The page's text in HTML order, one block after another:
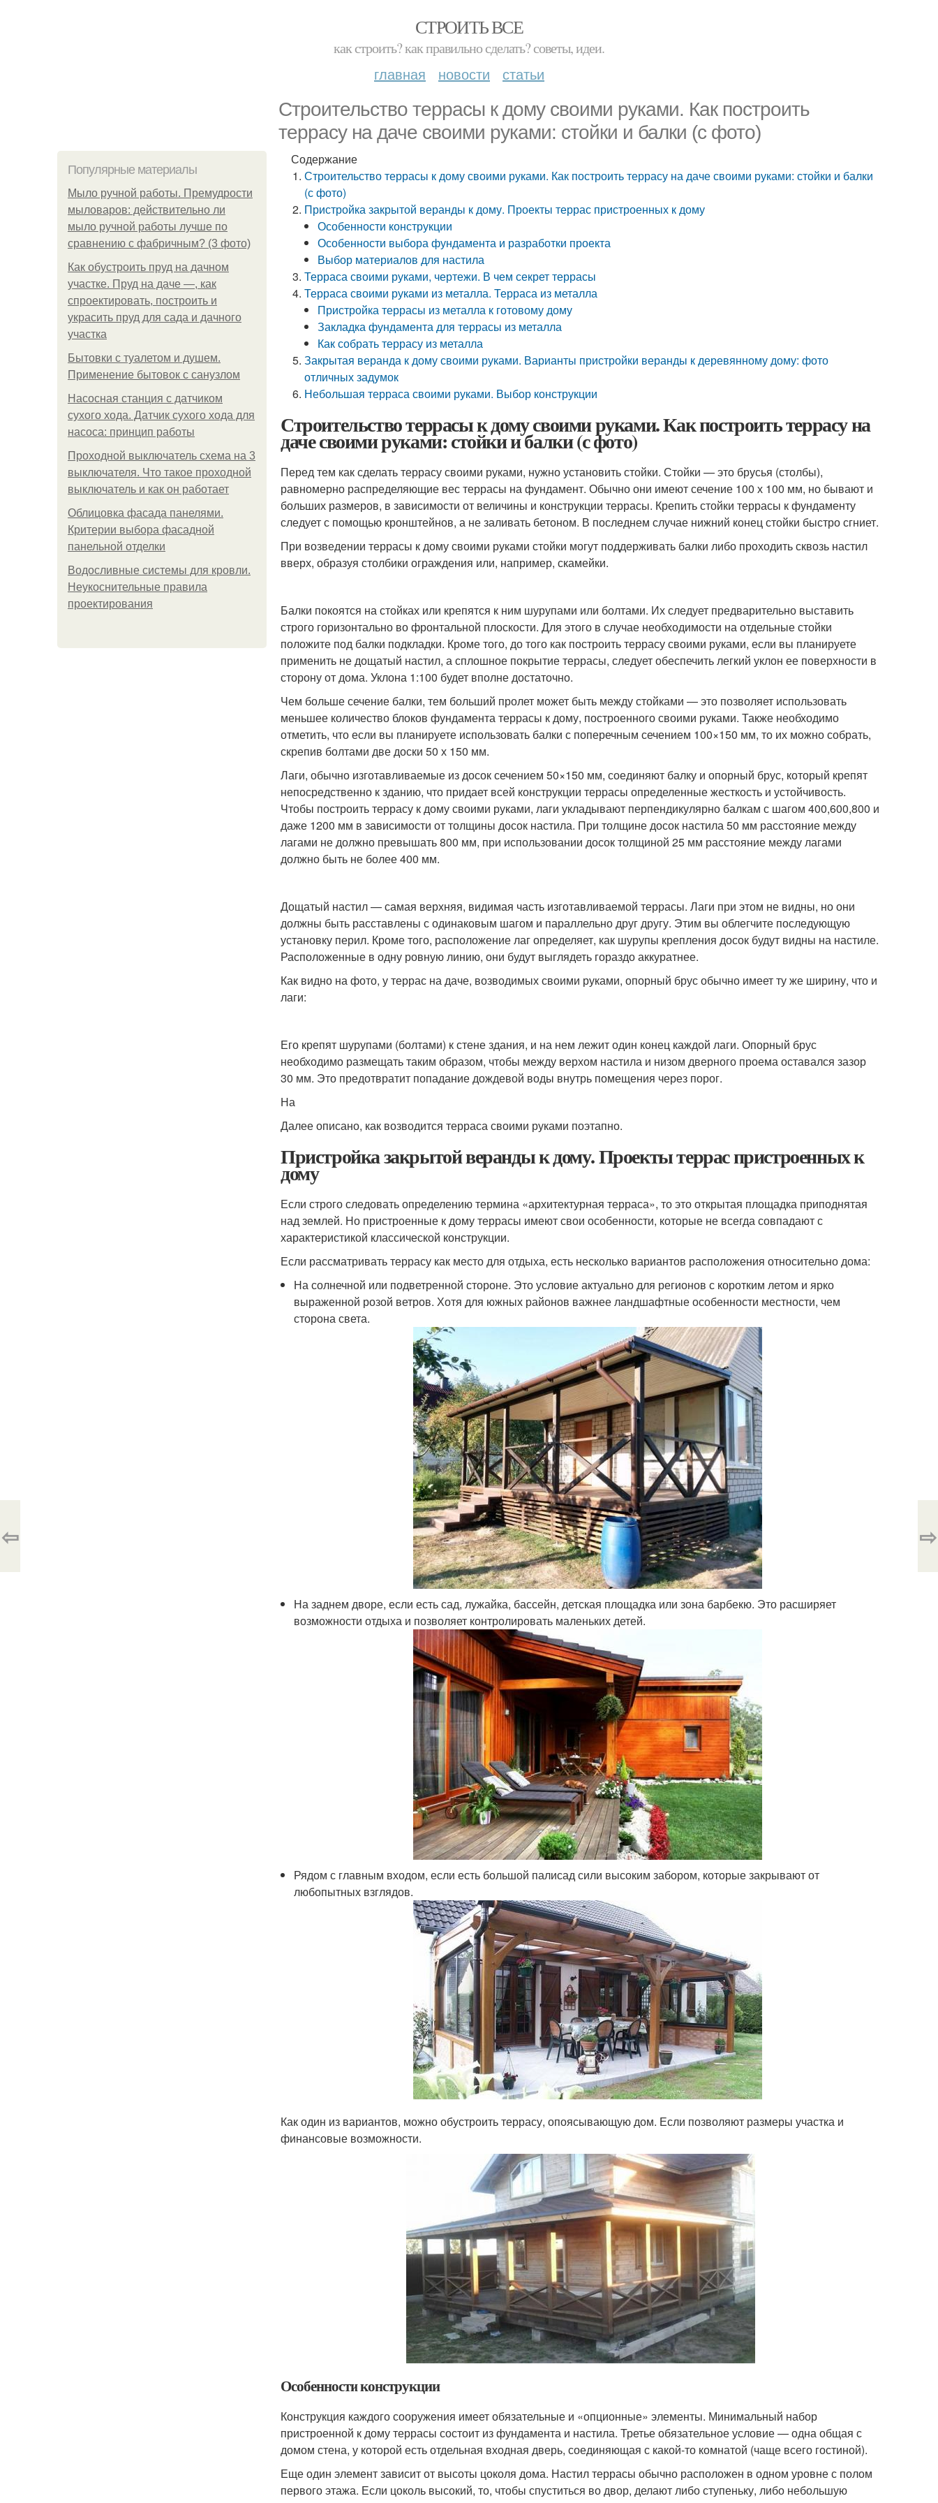
СТРОИТЬ ВСЕ
как строить? как правильно сделать? советы, идеи.
главная новости статьи
Строительство террасы к дому своими руками. Как построить
террасу на даче своими руками: стойки и балки (с фото)
Популярные материалы
Мыло ручной работы. Премудрости
мыловаров: действительно ли
мыло ручной работы лучше по
сравнению с фабричным? (3 фото)
Как обустроить пруд на дачном
участке. Пруд на даче —, как
спроектировать, построить и
украсить пруд для сада и дачного
участка
Бытовки с туалетом и душем.
Применение бытовок с санузлом
Насосная станция с датчиком
сухого хода. Датчик сухого хода для
насоса: принцип работы
Проходной выключатель схема на 3
выключателя. Что такое проходной
выключатель и как он работает
Облицовка фасада панелями.
Критерии выбора фасадной
панельной отделки
Водосливные системы для кровли.
Неукоснительные правила
проектирования
Содержание
Строительство террасы к дому своими руками. Как построить террасу на даче своими руками: стойки и балки
(с фото)
Пристройка закрытой веранды к дому. Проекты террас пристроенных к дому
Особенности конструкции
Особенности выбора фундамента и разработки проекта
Выбор материалов для настила
Терраса своими руками, чертежи. В чем секрет террасы
Терраса своими руками из металла. Терраса из металла
Пристройка террасы из металла к готовому дому
Закладка фундамента для террасы из металла
Как собрать террасу из металла
Закрытая веранда к дому своими руками. Варианты пристройки веранды к деревянному дому: фото
отличных задумок
Небольшая терраса своими руками. Выбор конструкции
Строительство террасы к дому своими руками. Как построить террасу на
даче своими руками: стойки и балки (с фото)
Перед тем как сделать террасу своими руками, нужно установить стойки. Стойки — это брусья (столбы),
равномерно распределяющие вес террасы на фундамент. Обычно они имеют сечение 100 х 100 мм, но бывают и
больших размеров, в зависимости от величины и конструкции террасы. Крепить стойки террасы к фундаменту
следует с помощью кронштейнов, а не заливать бетоном. В последнем случае нижний конец стойки быстро сгниет.
При возведении террасы к дому своими руками стойки могут поддерживать балки либо проходить сквозь настил
вверх, образуя столбики ограждения или, например, скамейки.
Балки покоятся на стойках или крепятся к ним шурупами или болтами. Их следует предварительно выставить
строго горизонтально во фронтальной плоскости. Для этого в случае необходимости на отдельные стойки
положите под балки подкладки. Кроме того, до того как построить террасу своими руками, если вы планируете
применить не дощатый настил, а сплошное покрытие террасы, следует обеспечить легкий уклон ее поверхности в
сторону от дома. Уклона 1:100 будет вполне достаточно.
Чем больше сечение балки, тем больший пролет может быть между стойками — это позволяет использовать
меньшее количество блоков фундамента террасы к дому, построенного своими руками. Также необходимо
отметить, что если вы планируете использовать балки с поперечным сечением 100×150 мм, то их можно собрать,
скрепив болтами две доски 50 х 150 мм.
Лаги, обычно изготавливаемые из досок сечением 50×150 мм, соединяют балку и опорный брус, который крепят
непосредственно к зданию, что придает всей конструкции террасы определенные жесткость и устойчивость.
Чтобы построить террасу к дому своими руками, лаги укладывают перпендикулярно балкам с шагом 400,600,800 и
даже 1200 мм в зависимости от толщины досок настила. При толщине досок настила 50 мм расстояние между
лагами не должно превышать 800 мм, при использовании досок толщиной 25 мм расстояние между лагами
должно быть не более 400 мм.
Дощатый настил — самая верхняя, видимая часть изготавливаемой террасы. Лаги при этом не видны, но они
должны быть расставлены с одинаковым шагом и параллельно друг другу. Этим вы облегчите последующую
установку перил. Кроме того, расположение лаг определяет, как шурупы крепления досок будут видны на настиле.
Расположенные в одну ровную линию, они будут выглядеть гораздо аккуратнее.
Как видно на фото, у террас на даче, возводимых своими руками, опорный брус обычно имеет ту же ширину, что и
лаги:
Его крепят шурупами (болтами) к стене здания, и на нем лежит один конец каждой лаги. Опорный брус
необходимо размещать таким образом, чтобы между верхом настила и низом дверного проема оставался зазор
30 мм. Это предотвратит попадание дождевой воды внутрь помещения через порог.
На
Далее описано, как возводится терраса своими руками поэтапно.
Пристройка закрытой веранды к дому. Проекты террас пристроенных к
дому
Если строго следовать определению термина «архитектурная терраса», то это открытая площадка приподнятая
над землей. Но пристроенные к дому террасы имеют свои особенности, которые не всегда совпадают с
характеристикой классической конструкции.
Если рассматривать террасу как место для отдыха, есть несколько вариантов расположения относительно дома:
На солнечной или подветренной стороне. Это условие актуально для регионов с коротким летом и ярко
выраженной розой ветров. Хотя для южных районов важнее ландшафтные особенности местности, чем
сторона света.
На заднем дворе, если есть сад, лужайка, бассейн, детская площадка или зона барбекю. Это расширяет
возможности отдыха и позволяет контролировать маленьких детей.
Рядом с главным входом, если есть большой палисад сили высоким забором, которые закрывают от
любопытных взглядов.
Как один из вариантов, можно обустроить террасу, опоясывающую дом. Если позволяют размеры участка и
финансовые возможности.
Особенности конструкции
Конструкция каждого сооружения имеет обязательные и «опционные» элементы. Минимальный набор
пристроенной к дому террасы состоит из фундамента и настила. Третье обязательное условие — одна общая с
домом стена, у которой есть отдельная входная дверь, соединяющая с какой-то комнатой (чаще всего гостиной).
Еще один элемент зависит от высоты цоколя дома. Настил террасы обычно расположен в одном уровне с полом
первого этажа. Если цоколь высокий, то, чтобы спуститься во двор, делают либо ступеньку, либо небольшую
⇦ ⇨